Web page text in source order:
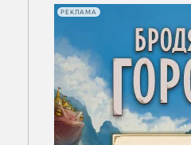
РЕКЛАМА